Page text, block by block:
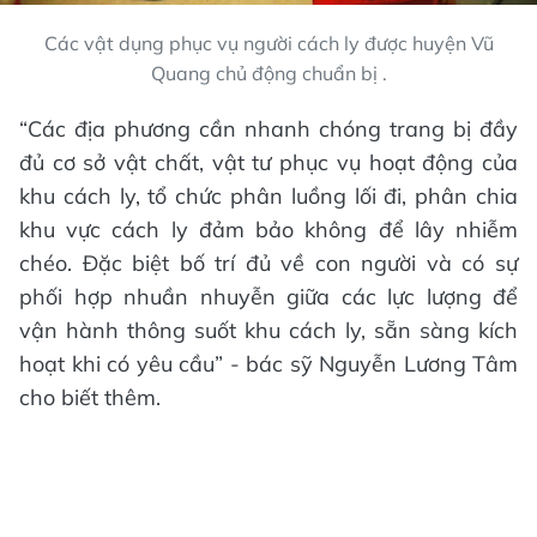
Các vật dụng phục vụ người cách ly được huyện Vũ
Quang chủ động chuẩn bị .
“Các địa phương cần nhanh chóng trang bị đầy
đủ cơ sở vật chất, vật tư phục vụ hoạt động của
khu cách ly, tổ chức phân luồng lối đi, phân chia
khu vực cách ly đảm bảo không để lây nhiễm
chéo. Đặc biệt bố trí đủ về con người và có sự
phối hợp nhuần nhuyễn giữa các lực lượng để
vận hành thông suốt khu cách ly, sẵn sàng kích
hoạt khi có yêu cầu” - bác sỹ Nguyễn Lương Tâm
cho biết thêm.